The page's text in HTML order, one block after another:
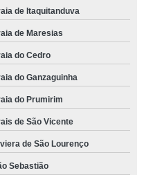
de Itaquitanduva
de Maresias
do Cedro
do Ganzaguinha
do Prumirim
de São Vicente
de São Lourenço
Sebastião